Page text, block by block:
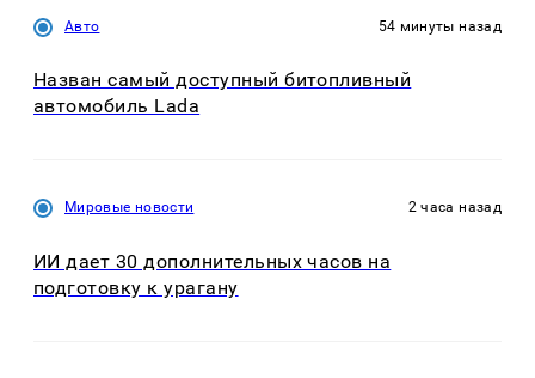
Авто 54 минуты назад
Назван самый доступный битопливный
автомобиль Lada
Мировые новости 2 часа назад
ИИ дает 30 дополнительных часов на
подготовку к урагану